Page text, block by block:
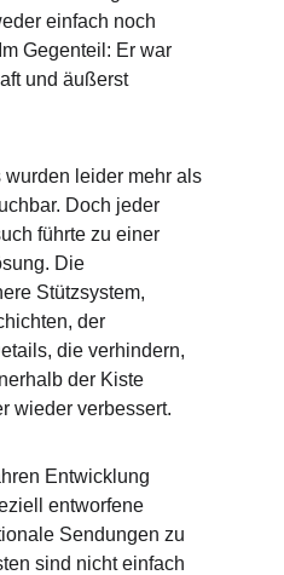
einfach noch
Gegenteil: Er war
und äußerst
wurden leider mehr als
Doch jeder
führte zu einer
Die
Stützsystem,
der
die verhindern,
der Kiste
wieder verbessert.
Entwicklung
entworfene
Sendungen zu
sind nicht einfach